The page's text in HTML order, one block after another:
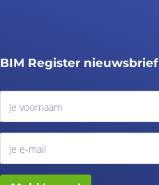
BIM Register nieuwsbrief